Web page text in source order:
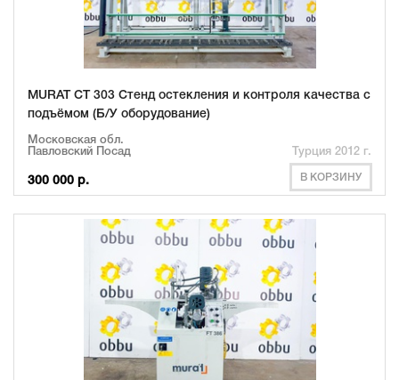
MURAT CT 303 Стенд остекления и контроля качества с
подъёмом (Б/У оборудование)
Московская обл.
Павловский Посад
Турция 2012 г.
300 000 р. В КОРЗИНУ